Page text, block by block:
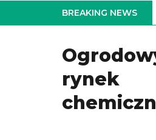
to
BREAKING NEWS
rynek